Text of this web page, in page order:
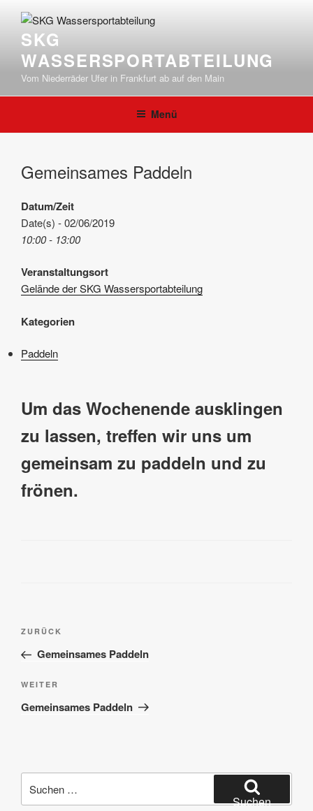
Inhalt
springenSKG
WASSERSPORTABTEILUNG
Vom Niederräder Ufer in Frankfurt ab auf den Main
Menü
Gemeinsames Paddeln
Datum/Zeit
Date(s) - 02/06/2019
10:00 - 13:00
Veranstaltungsort
Gelände der SKG Wassersportabteilung
Kategorien
Paddeln
Um das Wochenende ausklingen
zu lassen, treffen wir uns um
gemeinsam zu paddeln und zu
frönen.
Beitragsnavigation
Vorheriger
Beitrag
ZURÜCK
Gemeinsames Paddeln
Nächster
Beitrag
WEITER
Gemeinsames Paddeln
nach:
Suchen